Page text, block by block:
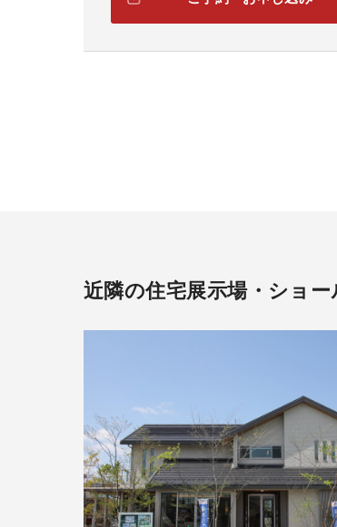
近隣の住宅展示場・ショ